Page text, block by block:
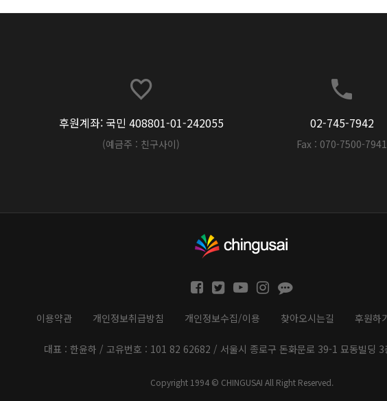
후원계좌: 국민 408801-01-242055
(예금주 : 친구사이)
02-745-7942
Fax : 070-7500-7941
이용약관 개인정보취급방침 개인정보수집/이용 찾아오시는길 후원하
대표 : 한윤하 / 고유번호 : 101 82 62682 / 서울시 종로구 돈화문로 39-1 묘동빌딩
Copyright 1994 © CHINGUSAI All Right Reserved.